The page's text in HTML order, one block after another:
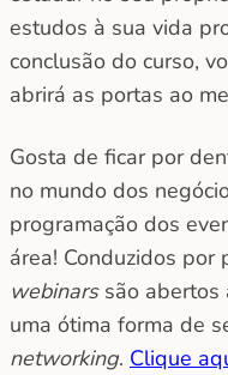
estudos à sua vida
conclusão do curso,
abrirá as portas ao
Gosta de ficar por
no mundo dos
programação dos
área! Conduzidos por
webinarssão abertos
uma ótima forma de
networking. Clique